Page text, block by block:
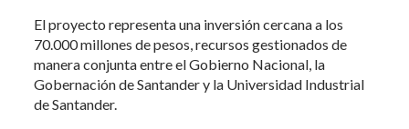
El proyecto representa una inversión cercana a los
70.000 millones de pesos, recursos gestionados de
manera conjunta entre el Gobierno Nacional, la
Gobernación de Santander y la Universidad Industrial
de Santander.